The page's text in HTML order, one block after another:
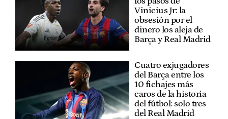
Vinicius Jr: la
obsesión por el
dinero los aleja de
Barça y Real Madrid
Cuatro exjugadores
del Barça entre los
10 fichajes más
caros de la historia
del fútbol: solo tres
del Real Madrid